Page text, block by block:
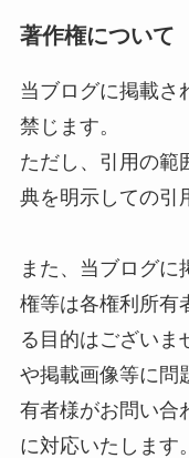
著作権について
当ブログに掲載さ
禁じます。
ただし、引用の範
典を明示しての引
また、当ブログ
権等は各権利所有
る目的はございま
や掲載画像等に問
有者様がお問い合
に対応いたします。